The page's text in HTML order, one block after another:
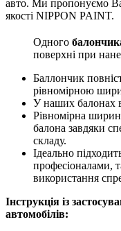
авто. Ми пропонуємо
якості NIPPON PAINT.
Одного
поверхні при
Баллончик
рівномірною
У наших балонах
Рівномірна
балона завдяки
складу.
Ідеально
професіоналами,
використання
Інструкція із
автомобілів: